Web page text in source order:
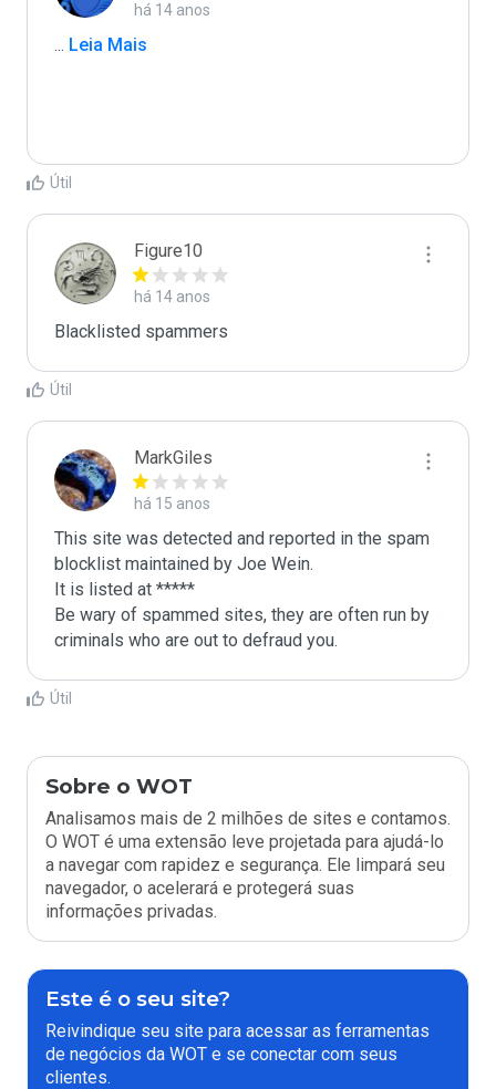
há 14 anos
... Leia Mais
Útil
Figure10
há 14 anos
Blacklisted spammers
Útil
MarkGiles
há 15 anos
This site was detected and reported in the spam
blocklist maintained by Joe Wein.
It is listed at *****
Be wary of spammed sites, they are often run by
criminals who are out to defraud you.
Útil
Sobre o WOT
Analisamos mais de 2 milhões de sites e contamos.
O WOT é uma extensão leve projetada para ajudá-lo
a navegar com rapidez e segurança. Ele limpará seu
navegador, o acelerará e protegerá suas
informações privadas.
Este é o seu site?
Reivindique seu site para acessar as ferramentas
de negócios da WOT e se conectar com seus
clientes.